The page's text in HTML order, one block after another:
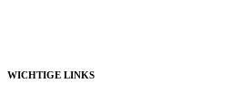
WICHTIGE LINKS